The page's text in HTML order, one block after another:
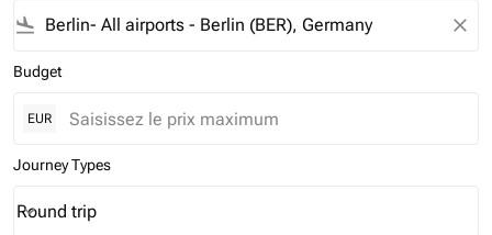
flight_land close
Budget
EUR
Journey Types
Journey Types option Round trip Selected
Round trip
keyboard_arrow_down